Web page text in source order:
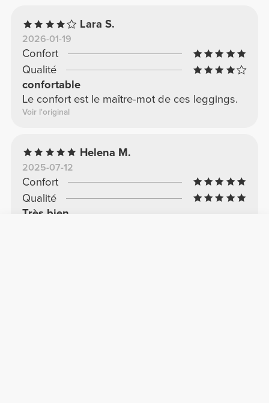
Lara S.
2026-01-19
Confort
Qualité
confortable
Le confort est le maître-mot de ces leggings.
Voir l'original
Helena M.
2025-07-12
Confort
Qualité
Très bien